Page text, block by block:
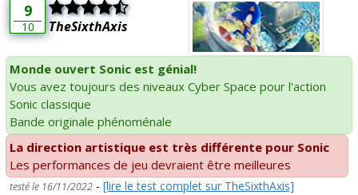
9
10 TheSixthAxis
Monde ouvert Sonic est génial!
Vous avez toujours des niveaux Cyber Space pour l'action
Sonic classique
Bande originale phénoménale
La direction artistique est très différente pour Sonic
Les performances de jeu devraient être meilleures
testé le 16/11/2022 - [lire le test complet sur TheSixthAxis]